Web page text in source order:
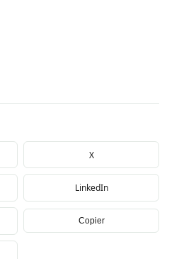
X
LinkedIn
Copier